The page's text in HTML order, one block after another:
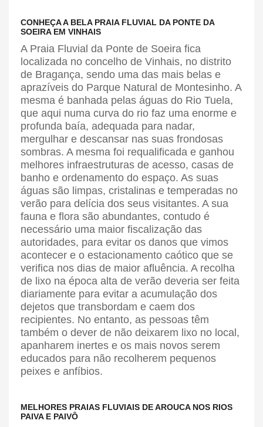
CONHEÇA A BELA PRAIA FLUVIAL DA PONTE DA
SOEIRA EM VINHAIS
A Praia Fluvial da Ponte de Soeira fica
localizada no concelho de Vinhais, no distrito
de Bragança, sendo uma das mais belas e
aprazíveis do Parque Natural de Montesinho. A
mesma é banhada pelas águas do Rio Tuela,
que aqui numa curva do rio faz uma enorme e
profunda baía, adequada para nadar,
mergulhar e descansar nas suas frondosas
sombras. A mesma foi requalificada e ganhou
melhores infraestruturas de acesso, casas de
banho e ordenamento do espaço. As suas
águas são limpas, cristalinas e temperadas no
verão para delícia dos seus visitantes. A sua
fauna e flora são abundantes, contudo é
necessário uma maior fiscalização das
autoridades, para evitar os danos que vimos
acontecer e o estacionamento caótico que se
verifica nos dias de maior afluência. A recolha
de lixo na época alta de verão deveria ser feita
diariamente para evitar a acumulação dos
dejetos que transbordam e caem dos
recipientes. No entanto, as pessoas têm
também o dever de não deixarem lixo no local,
apanharem inertes e os mais novos serem
educados para não recolherem pequenos
peixes e anfíbios.
MELHORES PRAIAS FLUVIAIS DE AROUCA NOS RIOS
PAIVA E PAIVÔ